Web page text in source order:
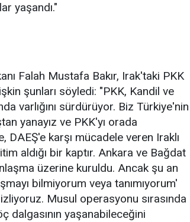
yaşandı."
Falah Mustafa Bakır, Irak'taki PKK
şunları söyledi: "PKK, Kandil ve
varlığını sürdürüyor. Biz Türkiye'nin
yanayız ve PKK'yı orada
DAEŞ'e karşı mücadele veren Iraklı
aldığı bir kaptır. Ankara ve Bağdat
üzerine kuruldu. Ancak şu an
bilmiyorum veya tanımıyorum'
Musul operasyonu sırasında
dalgasının yaşanabileceğini